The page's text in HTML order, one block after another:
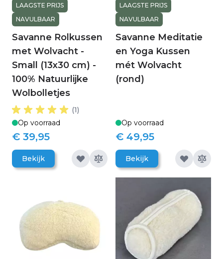
LAAGSTE PRIJS
NAVULBAAR
Savanne Rolkussen
met Wolvacht -
Small (13x30 cm) -
100% Natuurlijke
Wolbolletjes
(1)
Op voorraad
€ 39,95
Bekijk
LAAGSTE PRIJS
NAVULBAAR
Savanne Meditatie
en Yoga Kussen
mét Wolvacht
(rond)
Op voorraad
€ 49,95
Bekijk